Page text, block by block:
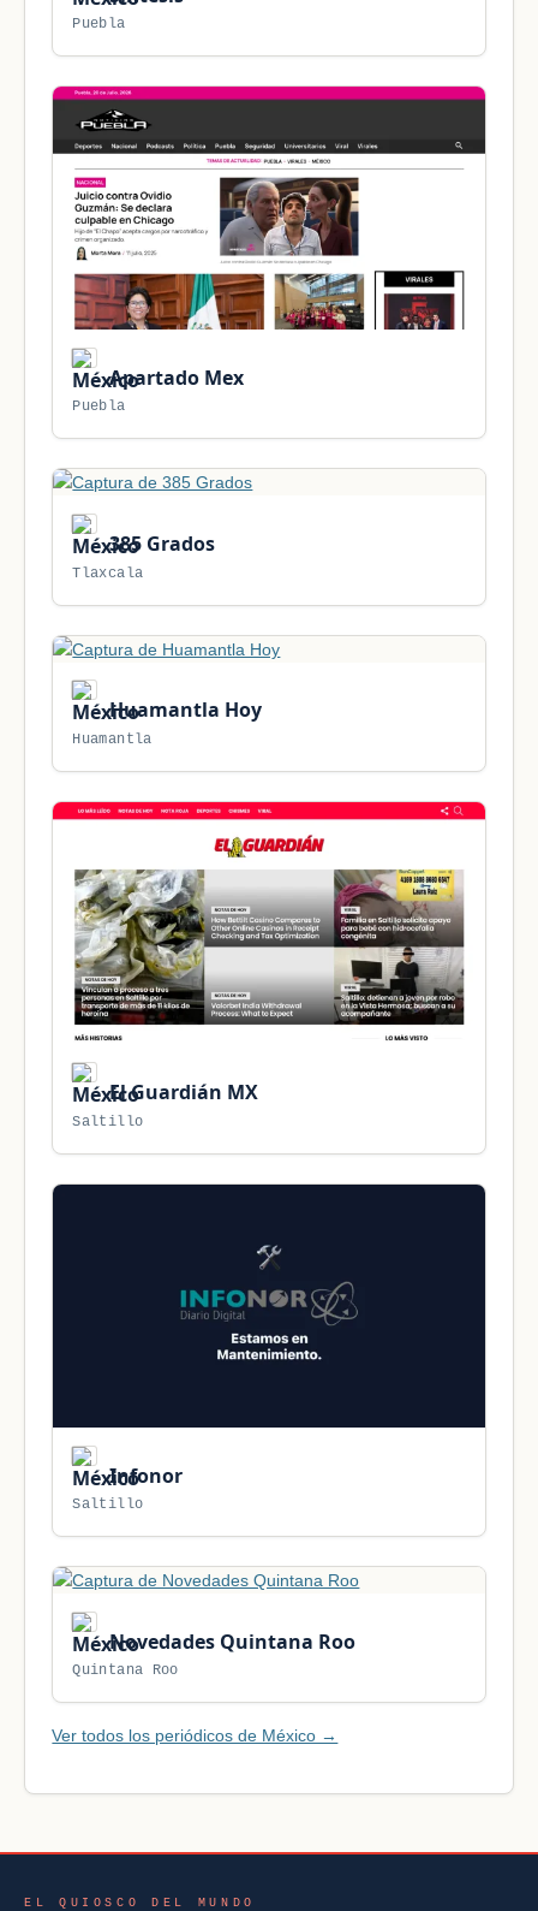
Puebla
Apartado Mex
Puebla
385 Grados
Tlaxcala
Huamantla Hoy
Huamantla
El Guardián MX
Saltillo
Infonor
Saltillo
Novedades Quintana Roo
Quintana Roo
Ver todos los periódicos de México →
EL QUIOSCO DEL MUNDO